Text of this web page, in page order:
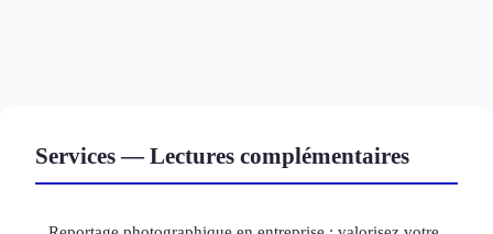
Services — Lectures complémentaires